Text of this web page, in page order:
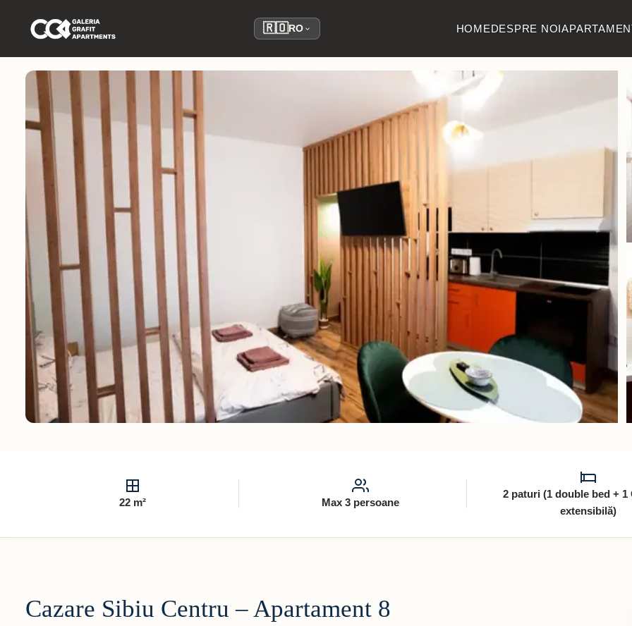
🇷🇴RO HOMEDESPRE NOI
22 m² Max 3 persoane
2 paturi (1 double bed + 1
extensibilă)
Cazare Sibiu Centru – Apartament 8